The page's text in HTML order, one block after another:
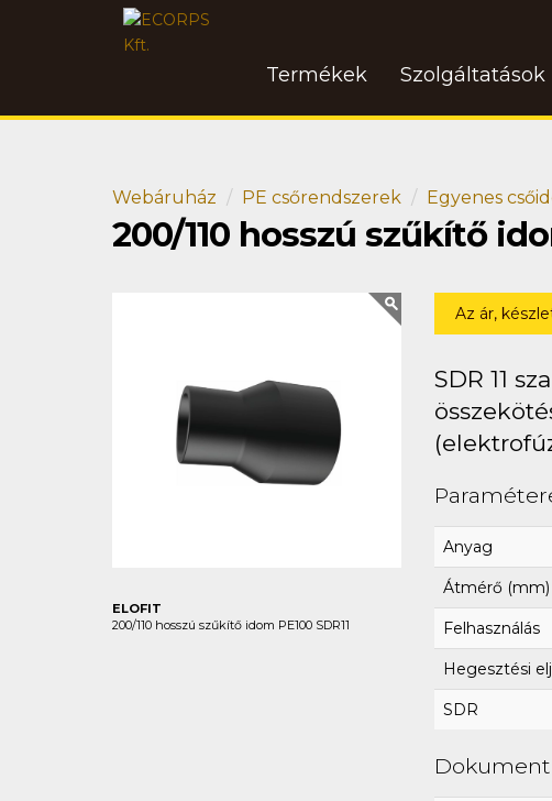
Termékek Szolgáltatások
Webáruház PE csőrendszerek Egyenes
200/110 hosszú szűkítő
ELOFIT
200/110 hosszú szűkítő idom PE100 SDR11
Az ár,
SDR 11
Anyag
Átmérő (mm)
Felhasználás
Hegesztési
SDR